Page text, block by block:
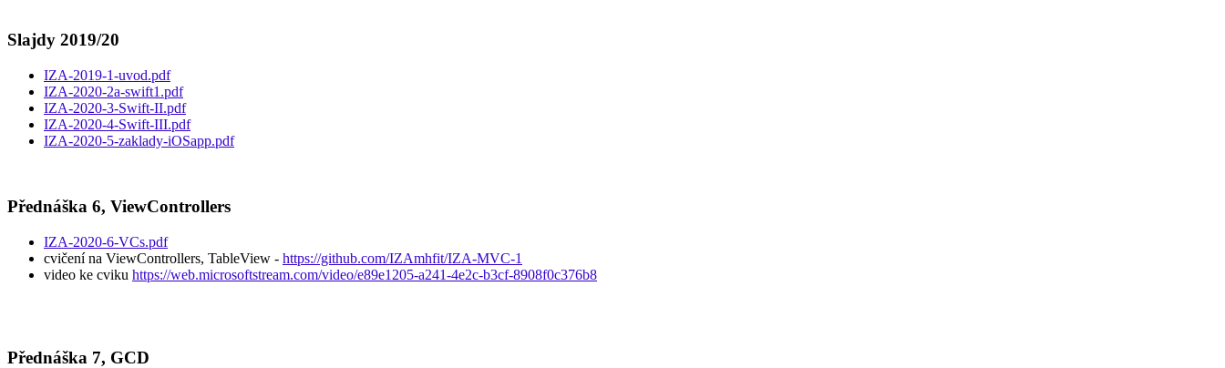
Slajdy 2019/20
IZA-2019-1-uvod.pdf
IZA-2020-2a-swift1.pdf
IZA-2020-3-Swift-II.pdf
IZA-2020-4-Swift-III.pdf
IZA-2020-5-zaklady-iOSapp.pdf
Přednáška 6, ViewControllers
IZA-2020-6-VCs.pdf
cvičení na ViewControllers, TableView - https://github.com/IZAmhfit/IZA-MVC-1
video ke cviku https://web.microsoftstream.com/video/e89e1205-a241-4e2c-b3cf-8908f0c376b8
Přednáška 7, GCD